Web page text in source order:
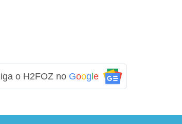
o H2FOZ no Goog le